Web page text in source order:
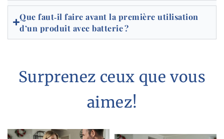
Que faut‑il faire avant la première utilisation
d’un produit avec batterie ?
Surprenez ceux que vous
aimez!